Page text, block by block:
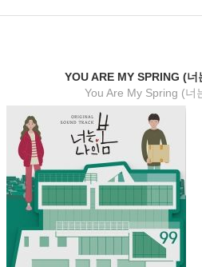
YOU ARE MY SPRING (
You Are My Spring (너